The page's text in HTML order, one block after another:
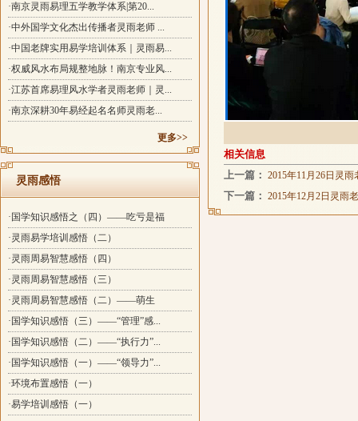
·南京灵雨易理五学教学体系|第20...
·中外国学文化杰出传播者灵雨老师 ...
·中国老牌实用易学培训体系｜灵雨易...
·权威风水布局规整地脉！南京专业风...
·江苏首席易理风水学者灵雨老师｜灵...
·南京深耕30年易经起名名师灵雨老...
更多>>
灵雨感悟
·国学知识感悟之（四）——吃亏是福
·灵雨易学培训感悟（二）
·灵雨周易智慧感悟（四）
·灵雨周易智慧感悟（三）
·灵雨周易智慧感悟（二）——萌生
·国学知识感悟（三）——“管理”感...
·国学知识感悟（二）——“执行力”...
·国学知识感悟（一）——“领导力”...
·环境布置感悟（一）
·易学培训感悟（一）
相关信息
上一篇： 2015年11月26日灵
下一篇： 2015年12月2日灵雨